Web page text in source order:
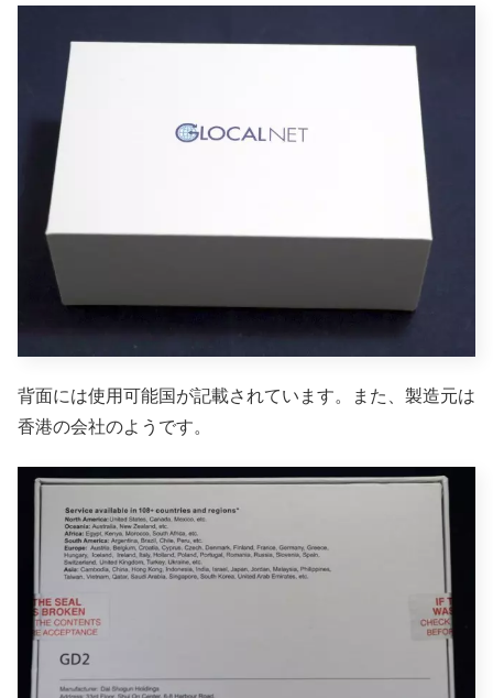
背面には使用可能国が記載されています。また、製造元は
香港の会社のようです。